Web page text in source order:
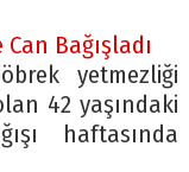
Bağışladı
yetmezliği
42 yaşındaki
haftasında